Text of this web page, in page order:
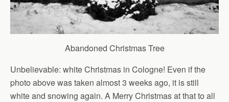
Abandoned Christmas Tree
Unbelievable: white Christmas in Cologne! Even if the
photo above was taken almost 3 weeks ago, it is still
white and snowing again. A Merry Christmas at that to all